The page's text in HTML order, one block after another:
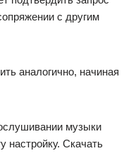
с другим
аналогично, начиная
музыки
настройку. Скачать